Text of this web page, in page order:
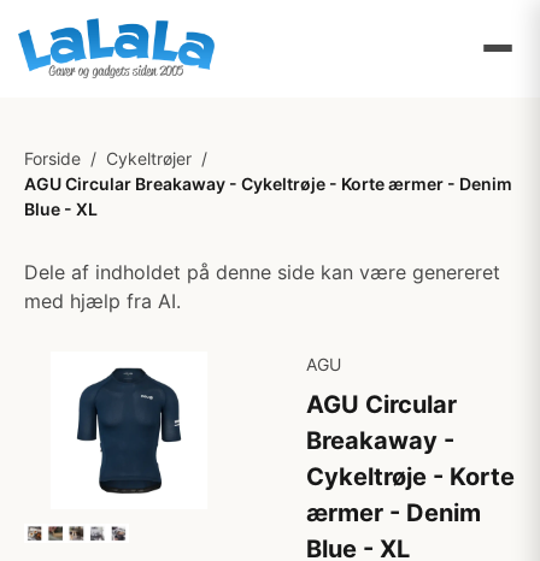
Forside / Cykeltrøjer /
AGU Circular Breakaway - Cykeltrøje - Korte ærmer - Denim
Blue - XL
Dele af indholdet på denne side kan være genereret
med hjælp fra AI.
AGU
AGU Circular
Breakaway -
Cykeltrøje - Korte
ærmer - Denim
Blue - XL